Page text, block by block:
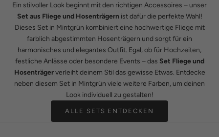
Ein stilvoller Look beginnt mit den richtigen Accessoires – unser
Set aus Fliege und Hosenträgernist dafür die perfekte Wahl!
Dieses Set in Mintgrün kombiniert eine hochwertige Fliege mit
farblich abgestimmten Hosenträgern und sorgt für ein
harmonisches und elegantes Outfit. Egal, ob für Hochzeiten,
festliche Anlässe oder besondere Events – das Set Fliege und
Hosenträgerverleiht deinem Stil das gewisse Etwas. Entdecke
neben diesem Set in Mintgrün viele weitere Farben, um deinen
Look individuell zu gestalten!
ALLE SETS ENTDECKEN